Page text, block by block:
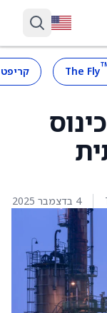
The Fly
4 בדצמבר 2025